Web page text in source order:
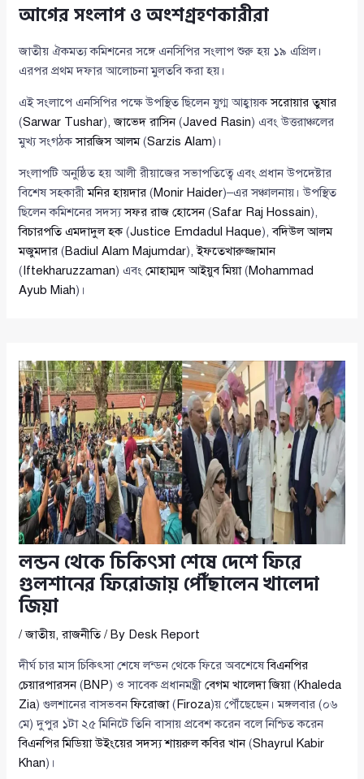
আগের সংলাপ ও অংশগ্রহণকারীরা
জাতীয় ঐকমত্য কমিশনের সঙ্গে এনসিপির সংলাপ শুরু হয় ১৯ এপ্রিল।
এরপর প্রথম দফার আলোচনা মুলতবি করা হয়।
এই সংলাপে এনসিপির পক্ষে উপস্থিত ছিলেন যুগ্ম আহ্বায়কসরোয়ার তুষার
(Sarwar Tushar),জাভেদ রাসিন(Javed Rasin) এবং উত্তরাঞ্চলের
মুখ্য সংগঠকসারজিস আলম(Sarzis Alam)।
সংলাপটি অনুষ্ঠিত হয় আলী রীয়াজের সভাপতিত্বে এবং প্রধান উপদেষ্টার
বিশেষ সহকারীমনির হায়দার (Monir Haider)–এর সঞ্চালনায়। উপস্থিত
ছিলেন কমিশনের সদস্যসফর রাজ হোসেন(Safar Raj Hossain),
বিচারপতি এমদাদুল হক(Justice Emdadul Haque),বদিউল আলম
মজুমদার (Badiul Alam Majumdar),ইফতেখারুজ্জামান
(Iftekharuzzaman) এবংমোহাম্মদ আইয়ুব মিয়া(Mohammad
Ayub Miah)।
লন্ডন থেকে চিকিৎসা শেষে দেশে ফিরে
গুলশানের ফিরোজায় পৌঁছালেন খালেদা
জিয়া
/জাতীয়,রাজনীতি/ By Desk Report
দীর্ঘ চার মাস চিকিৎসা শেষে লন্ডন থেকে ফিরে অবশেষেবিএনপির
চেয়ারপারসন(BNP) ও সাবেক প্রধানমন্ত্রীবেগম খালেদা জিয়া(Khaleda
Zia) গুলশানের বাসভবনফিরোজা(Firoza)য় পৌঁছেছেন। মঙ্গলবার (০৬
মে) দুপুর ১টা ২৫ মিনিটে তিনি বাসায় প্রবেশ করেন বলে নিশ্চিত করেন
বিএনপির মিডিয়া উইংয়ের সদস্য শায়রুল কবির খান(Shayrul Kabir
Khan)।